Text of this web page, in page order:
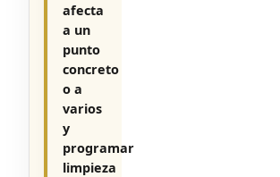
afecta
a un
punto
concreto
o a
varios
y
programar
limpieza